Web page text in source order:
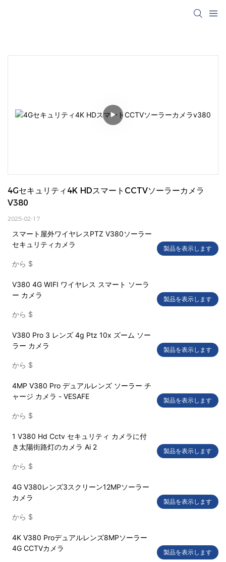
4Gセキュリティ4K HDスマートCCTVソーラーカメラ
V380
2025-02-17
スマート屋外ワイヤレスPTZ V380ソーラー
セキュリティカメラ
から $
製品を表示します
V380 4G WIFI ワイヤレス スマート ソーラ
ー カメラ
から $
製品を表示します
V380 Pro 3 レンズ 4g Ptz 10x ズーム ソー
ラー カメラ
から $
製品を表示します
4MP V380 Pro デュアルレンズ ソーラー チ
ャージ カメラ - VESAFE
から $
製品を表示します
1 V380 Hd Cctv セキュリティ カメラに付
き太陽街路灯のカメラ Ai 2
から $
製品を表示します
4G V380レンズ3スクリーン12MPソーラー
カメラ
から $
製品を表示します
4K V380 Proデュアルレンズ8MPソーラー
4G CCTVカメラ
製品を表示します